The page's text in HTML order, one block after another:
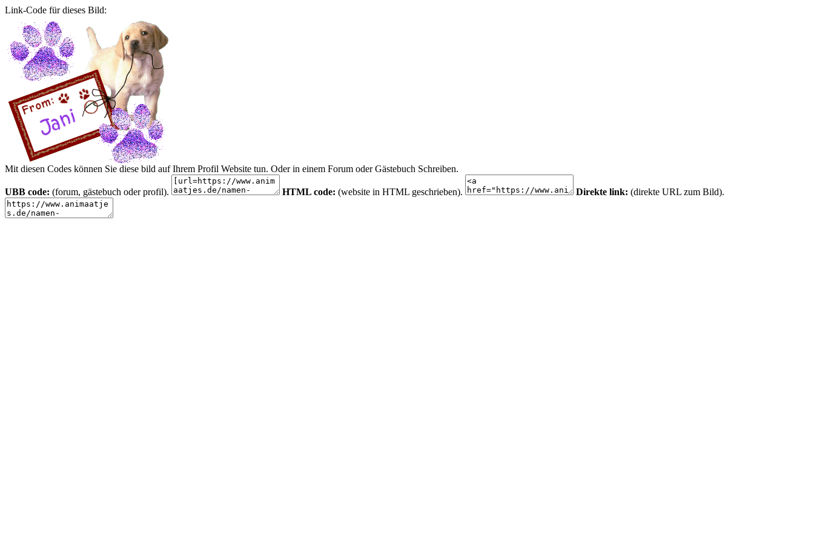
Link-Code für dieses Bild:
Mit diesen Codes können Sie diese bild auf Ihrem Profil Website tun. Oder in einem Forum oder Gästebuch Schreiben.
UBB code: (forum, gästebuch oder profil). HTML code: (website in HTML geschrieben). Direkte link: (direkte URL zum Bild).